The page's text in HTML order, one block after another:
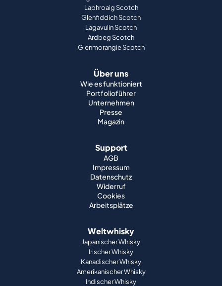
Laphroaig Scotch
Glenfiddich Scotch
Lagavulin Scotch
Ardbeg Scotch
Glenmorangie Scotch
Über uns
Wie es funktioniert
Portfolioführer
Unternehmen
Presse
Magazin
Support
AGB
Impressum
Datenschutz
Widerruf
Cookies
Arbeitsplätze
Weltwhisky
Japanischer Whisky
Irischer Whisky
Kanadischer Whisky
Amerikanischer Whisky
Indischer Whisky